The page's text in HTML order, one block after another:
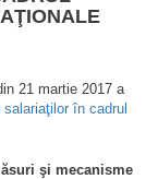
21 martie 2017 a
salariaţilor în cadrul
şi mecanisme